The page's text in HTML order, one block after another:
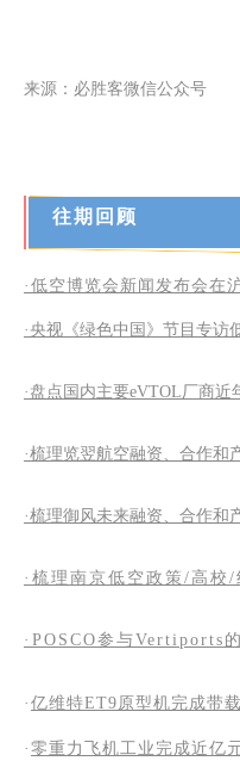
来源：必胜客微信公众号
往期回顾
·低空博览会新闻发布会在
·央视《绿色中国》节目专访
·盘点国内主要eVTOL厂商近
·梳理览翌航空融资、合作和
·梳理御风未来融资、合作和
·梳理南京低空政策/高校
·POSCO参与Vertiports
· 亿维特ET9原型机完成带
· 零重力飞机工业完成近亿